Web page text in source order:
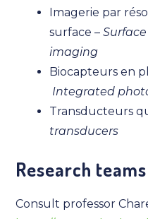
Imagerie par
surface –
imaging
Biocapteurs en
Integrated
Transducteurs
transducers
Research teams
Consult professor